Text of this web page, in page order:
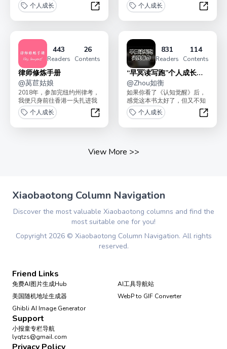
17-20年在麦肯锡工作，过着
每天飞来飞去的咨询顾...
个人成长
自我进化论（已完结）
个人成长
用复
443
Readers
26
Contents
律师修炼手册
@莴苣姑娘
2018年，参加完纽约州律考，
我便只身前往香港一头扎进我
的第一份工作--一家美资所的
资本市场律师。从...
个人成长
律师修炼手册
831
Readers
114
Contents
“早冥读写跑”个人成长实
践指南
@Zhou如衡
如果你看了《认知觉醒》后，
感觉这本书太好了，但又不知
道如何开始行动？不知道如何
长期持续做到每日“早冥...
个人成长
“早冥
View More >>
Xiaobaotong Column Navigation
Discover the most valuable Xiaobaotong columns and find the
most suitable one for you!
Copyright 2026© Xiaobaotong Column Navigation. All rights
reserved.
Friend Links
免费AI图片生成Hub
AI工具导航站
美国随机地址生成器
WebP to GIF Converter
Ghibli AI Image Generator
Support
小报童专栏导航
lyqtzs@gmail.com